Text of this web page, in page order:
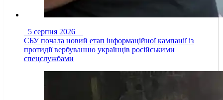
5 серпня 2026
СБУ почала новий етап інформаційної кампанії із
протидії вербуванню українців російськими
спецслужбами